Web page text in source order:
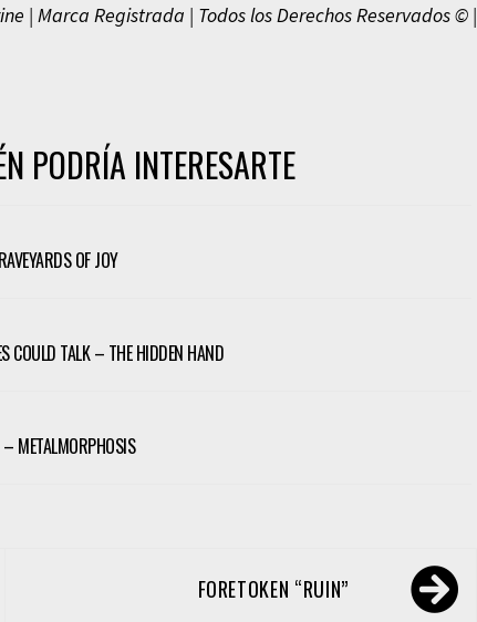
| Marca Registrada | Todos los Derechos Reservados © |
PODRÍA INTERESARTE
OF JOY
COULD TALK – THE HIDDEN HAND
METALMORPHOSIS
FORETOKEN “RUIN”